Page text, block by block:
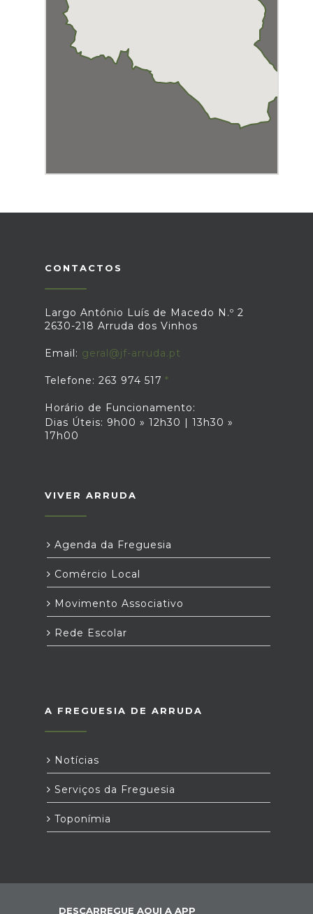
CONTACTOS
Largo António Luís de Macedo N.º 2
2630-218 Arruda dos Vinhos
Email: geral@jf-arruda.pt
Telefone: 263 974 517
Horário de Funcionamento:
Dias Úteis: 9h00 » 12h30 | 13h30 »
17h00
VIVER ARRUDA
Agenda da Freguesia
Comércio Local
Movimento Associativo
Rede Escolar
A FREGUESIA DE ARRUDA
Notícias
Serviços da Freguesia
Toponímia
DESCARREGUE AQUI A APP